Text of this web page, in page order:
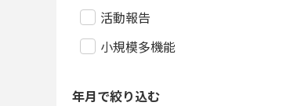
活動報告
小規模多機能
年月で絞り込む